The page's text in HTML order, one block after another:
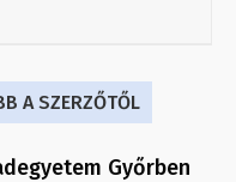
A SZERZŐTŐL
Győrben